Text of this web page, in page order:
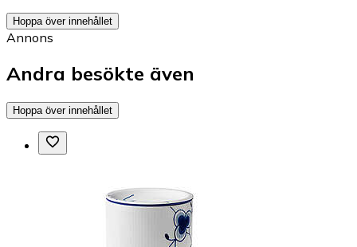
Hoppa över innehållet
Annons
Andra besökte även
Hoppa över innehållet